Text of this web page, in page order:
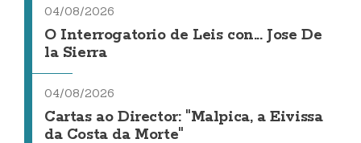
04/08/2026
O Interrogatorio de Leis con... Jose De
la Sierra
04/08/2026
Cartas ao Director: "Malpica, a Eivissa
da Costa da Morte"